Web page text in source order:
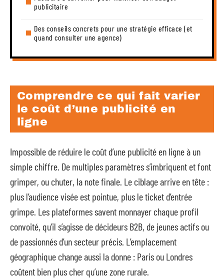
publicitaire
Des conseils concrets pour une stratégie efficace (et
quand consulter une agence)
Comprendre ce qui fait varier
le coût d’une publicité en
ligne
Impossible de réduire le coût d’une publicité en ligne à un
simple chiffre. De multiples paramètres s’imbriquent et font
grimper, ou chuter, la note finale. Le ciblage arrive en tête :
plus l’audience visée est pointue, plus le ticket d’entrée
grimpe. Les plateformes savent monnayer chaque profil
convoité, qu’il s’agisse de décideurs B2B, de jeunes actifs ou
de passionnés d’un secteur précis. L’emplacement
géographique change aussi la donne : Paris ou Londres
coûtent bien plus cher qu’une zone rurale.